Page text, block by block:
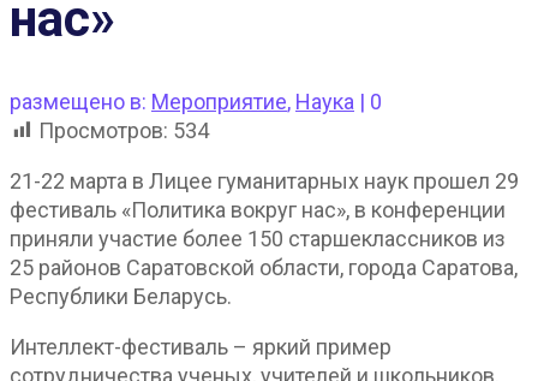
нас»
размещено в: Мероприятие, Наука | 0
Просмотров: 534
21-22 марта в Лицее гуманитарных наук прошел 29
фестиваль «Политика вокруг нас», в конференции
приняли участие более 150 старшеклассников из
25 районов Саратовской области, города Саратова,
Республики Беларусь.
Интеллект-фестиваль – яркий пример
сотрудничества ученых, учителей и школьников.